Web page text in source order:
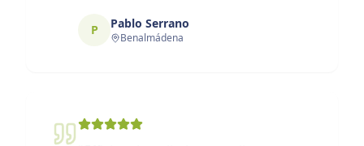
P Pablo Serrano
Benalmádena